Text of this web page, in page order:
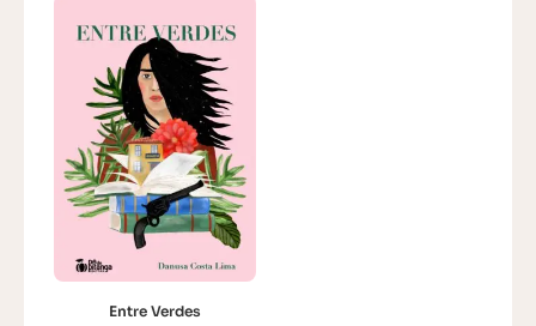
Entre Verdes